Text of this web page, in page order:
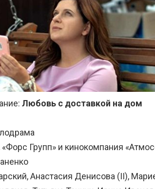
Любовь с доставкой на дом
Групп» и кинокомпания
Анастасия Денисова (II),